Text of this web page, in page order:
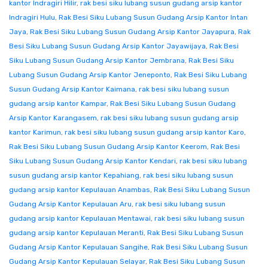
kantor Indragiri Hilir, rak besi siku lubang susun gudang arsip kantor
Indragiri Hulu, Rak Besi Siku Lubang Susun Gudang Arsip Kantor Intan
Jaya, Rak Besi Siku Lubang Susun Gudang Arsip Kantor Jayapura, Rak
Besi Siku Lubang Susun Gudang Arsip Kantor Jayawijaya, Rak Besi
Siku Lubang Susun Gudang Arsip Kantor Jembrana, Rak Besi Siku
Lubang Susun Gudang Arsip Kantor Jeneponto, Rak Besi Siku Lubang
Susun Gudang Arsip Kantor Kaimana, rak besi siku lubang susun
gudang arsip kantor Kampar, Rak Besi Siku Lubang Susun Gudang
Arsip Kantor Karangasem, rak besi siku lubang susun gudang arsip
kantor Karimun, rak besi siku lubang susun gudang arsip kantor Karo,
Rak Besi Siku Lubang Susun Gudang Arsip Kantor Keerom, Rak Besi
Siku Lubang Susun Gudang Arsip Kantor Kendari, rak besi siku lubang
susun gudang arsip kantor Kepahiang, rak besi siku lubang susun
gudang arsip kantor Kepulauan Anambas, Rak Besi Siku Lubang Susun
Gudang Arsip Kantor Kepulauan Aru, rak besi siku lubang susun
gudang arsip kantor Kepulauan Mentawai, rak besi siku lubang susun
gudang arsip kantor Kepulauan Meranti, Rak Besi Siku Lubang Susun
Gudang Arsip Kantor Kepulauan Sangihe, Rak Besi Siku Lubang Susun
Gudang Arsip Kantor Kepulauan Selayar, Rak Besi Siku Lubang Susun